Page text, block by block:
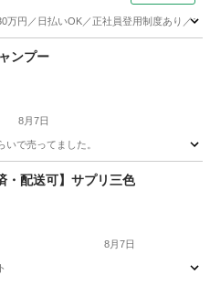
万円／日払いOK／正社員登用制度あり
シャンプー
8月7日
で売ってました。
セット
・配送可】サプリ三色
8月7日